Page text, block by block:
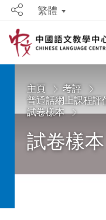
Share繁體
主頁
考評
普通話網上課程評
試卷樣本
試卷樣本